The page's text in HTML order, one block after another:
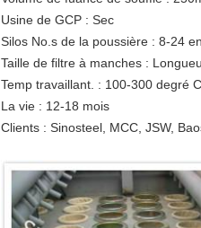
Usine de GCP : Sec
Silos No.s de la poussière : 8-24
Taille de filtre à manches :
Temp travaillant. : 100-300 degré C
La vie : 12-18 mois
Clients : Sinosteel, MCC, JSW,